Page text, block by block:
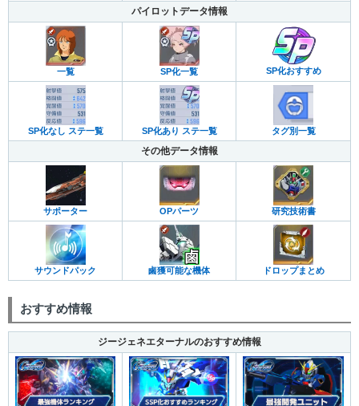
パイロットデータ情報
一覧 SP化一覧 SP化おすすめ
SP化なし ステ一覧 SP化あり ステ一覧 タグ別一覧
その他データ情報
サポーター OPパーツ 研究技術書
サウンドパック 鹵獲可能な機体 ドロップまとめ
おすすめ情報
ジージェネエターナルのおすすめ情報